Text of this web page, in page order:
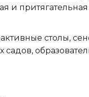
и
столы,